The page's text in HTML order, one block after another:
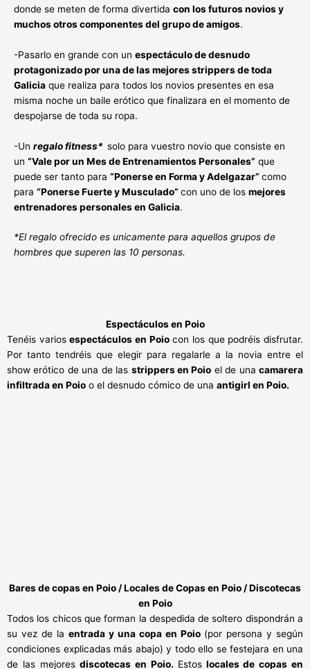
donde se meten de forma divertida con los futuros novios y
muchos otros componentes del grupo de amigos.
-Pasarlo en grande con un espectáculo de desnudo
protagonizado por una de las mejores strippers de toda
Galicia que realiza para todos los novios presentes en esa
misma noche un baile erótico que finalizara en el momento de
despojarse de toda su ropa.
-Un regalo fitness* solo para vuestro novio que consiste en
un “Vale por un Mes de Entrenamientos Personales” que
puede ser tanto para “Ponerse en Forma y Adelgazar” como
para “Ponerse Fuerte y Musculado” con uno de los mejores
entrenadores personales en Galicia.
*El regalo ofrecido es unicamente para aquellos grupos de
hombres que superen las 10 personas.
Espectáculos en Poio
Tenéis variosespectáculos en Poiocon los que podréis disfrutar.
Por tanto tendréis que elegir para regalarle a la novia entre el
show erótico de una de las strippers en Poio el de unacamarera
infiltrada en Poio o el desnudo cómico de una antigirl en Poio.
Bares de copas en Poio / Locales de Copasen Poio / Discotecas
en Poio
Todos los chicos que forman la despedida de soltero dispondrán a
su vez de la entrada y una copa en Poio (por persona y según
condiciones explicadas más abajo) y todo ello se festejara en una
de las mejoresdiscotecas en Poio. Estoslocales de copas en